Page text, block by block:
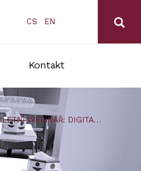
CS EN
Kontakt
LETNÍ WEBINÁŘ: DIGITALIZACE HR – LETEM SVĚTEM